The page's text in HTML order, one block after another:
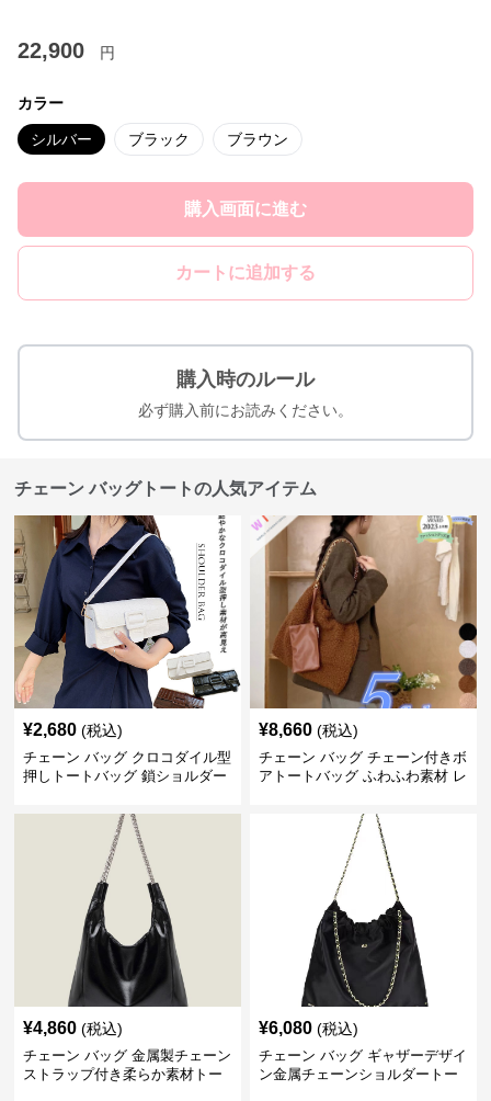
22,900 円
カラー
シルバー ブラック ブラウン
購入画面に進む
カートに追加する
購入時のルール
必ず購入前にお読みください。
チェーン バッグトートの人気アイテム
¥2,680 (税込)
チェーン バッグ クロコダイル型
押しトートバッグ 鎖ショルダー
¥8,660 (税込)
チェーン バッグ チェーン付きボ
アトートバッグ ふわふわ素材 レ
¥4,860 (税込)
チェーン バッグ 金属製チェーン
ストラップ付き柔らか素材トー
¥6,080 (税込)
チェーン バッグ ギャザーデザイ
ン金属チェーンショルダートー